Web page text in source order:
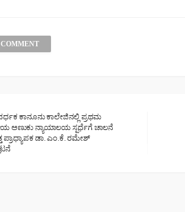
ಕಾನೂನು ಕಾಲೇಜಿನಲ್ಲಿ ಪ್ರಥಮ
ಅಣುಕು ನ್ಯಾಯಾಲಯ ಸ್ಪರ್ಧೆಗೆ ಚಾಲನೆ
ಪ್ರಾಧ್ಯಾಪಕ ಡಾ. ಎಂ.ಕೆ. ರಮೇಶ್